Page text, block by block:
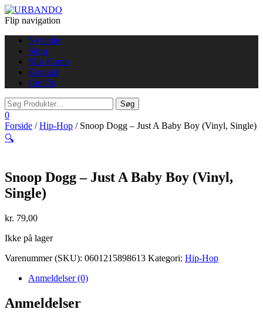
Flip navigation
Nyheder
Shop
Min Konto
Kontakt
Om Os
0
Forside /Hip-Hop / Snoop Dogg – Just A Baby Boy (Vinyl, Single)
🔍
Snoop Dogg – Just A Baby Boy (Vinyl,
Single)
kr. 79,00
Ikke på lager
Varenummer (SKU): 0601215898613 Kategori: Hip-Hop
Anmeldelser (0)
Anmeldelser